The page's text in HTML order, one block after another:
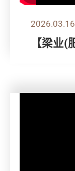
2026.03.16
【梁业